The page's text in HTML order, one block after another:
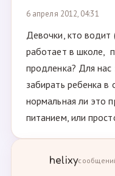
6 апреля 2012, 04:31
Девочки, кто водит
работает в школе,
продленка? Для
забирать ребенка в
нормальная ли это
питанием, или
helixy